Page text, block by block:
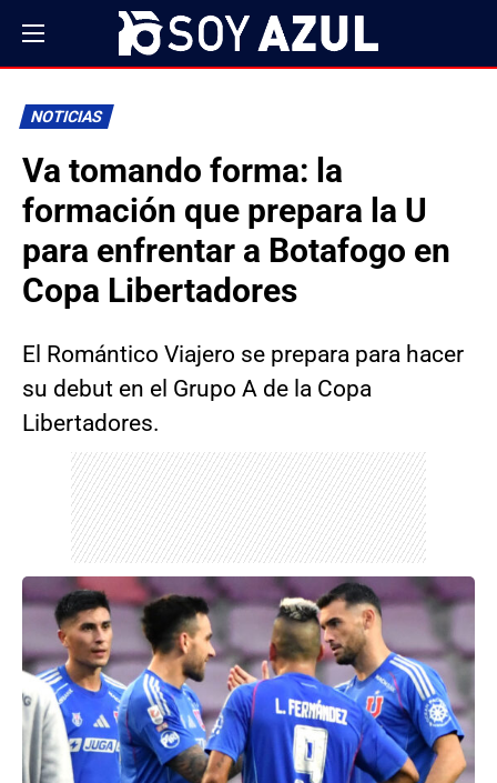
NOTICIAS
Va tomando forma: la
formación que prepara la U
para enfrentar a Botafogo en
Copa Libertadores
El Romántico Viajero se prepara para hacer
su debut en el Grupo A de la Copa
Libertadores.